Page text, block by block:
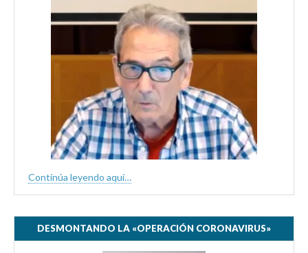
Continúa leyendo aquí…
DESMONTANDO LA «OPERACIÓN CORONAVIRUS»